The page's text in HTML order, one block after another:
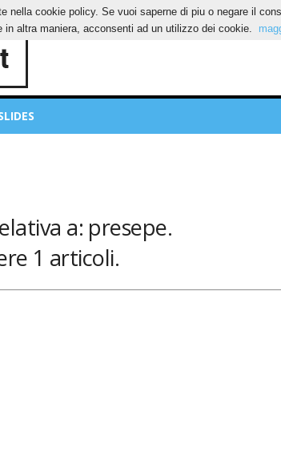
a: presepe.
1 articoli.
cookie policy. Se vuoi saperne di piu o negare il
in altra maniera, acconsenti ad un utilizzo dei cookie.